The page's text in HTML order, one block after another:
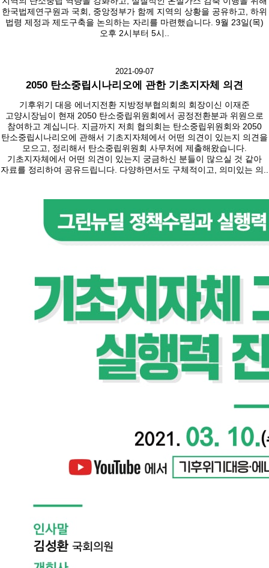
한국법제연구원과 국회, 중앙정부가 함께 지역의 상황을 공유하고, 하위
법령 제정과 제도구축을 논의하는 자리를 마련했습니다. 9월 23일(목)
오후 2시부터 5시..
2021-09-07
2050 탄소중립시나리오에 관한 기초지자체 의견
기후위기 대응 에너지전환 지방정부협의회의 회장이신 이재준
고양시장님이 현재 2050 탄소중립위원회에서 공정전환분과 위원으로
참여하고 계십니다. 지금까지 저희 협의회는 탄소중립위원회와 2050
탄소중립시나리오에 관해서 기초지자체에서 어떤 의견이 있는지 의견을
모으고, 정리해서 탄소중립위원회 사무처에 제출해왔습니다.
기초지자체에서 어떤 의견이 있는지 궁금하신 분들이 많으실 것 같아
자료를 정리하여 공유드립니다. 다양하면서도 구체적이고, 의미있는 의..